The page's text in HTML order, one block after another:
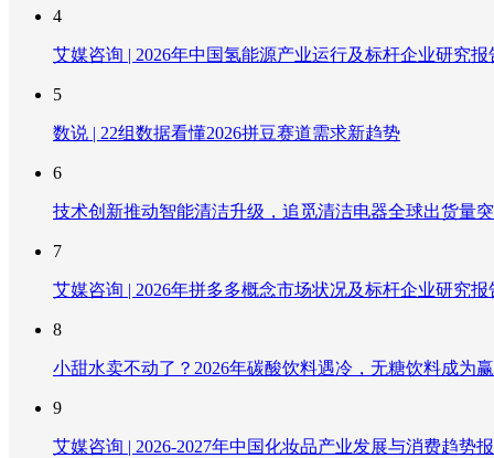
4
艾媒咨询 | 2026年中国氢能源产业运行及标杆企业研究报
5
数说 | 22组数据看懂2026拼豆赛道需求新趋势
6
技术创新推动智能清洁升级，追觅清洁电器全球出货量
7
艾媒咨询 | 2026年拼多多概念市场状况及标杆企业研究报
8
小甜水卖不动了？2026年碳酸饮料遇冷，无糖饮料成为
9
艾媒咨询 | 2026-2027年中国化妆品产业发展与消费趋势